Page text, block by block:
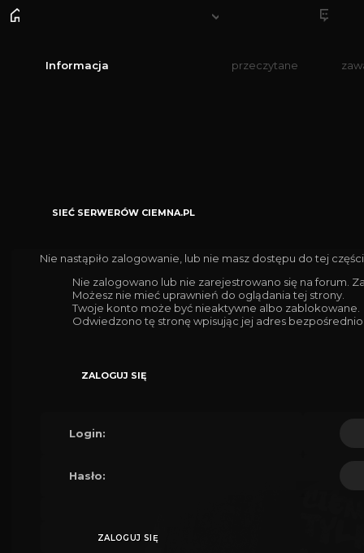
Informacja przeczytane
SIEĆ SERWERÓW CIEMNA.PL
Nie nastąpiło zalogowanie, lub nie masz dostępu do tej
Nie zalogowano lub nie zarejestrowano się na forum.
Możesz nie mieć uprawnień do oglądania tej strony.
Twoje konto może być nieaktywne albo zablokowane.
Odwiedzono tę stronę wpisując jej adres
ZALOGUJ SIĘ
Login:
Hasło: